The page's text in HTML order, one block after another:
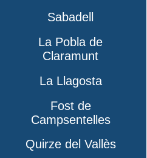
Sabadell
La Pobla de
Claramunt
La Llagosta
Fost de
Campsentelles
Quirze del Vallès